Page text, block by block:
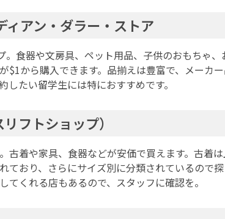
ィアン・ダラー・ストア
。食器や文房具、ペット用品、子供のおもちゃ
$1から購入できます。品揃えは豊富で、メーカ
したい留学生には特におすすめです。
フトショップ）
古着や家具、食器などが安価で買えます。古着
ており、さらにサイズ別に分類されているので
てくれる店もあるので、スタッフに確認を。